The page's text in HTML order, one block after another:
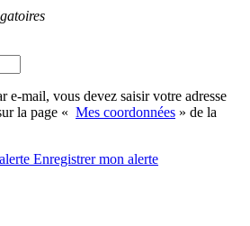
e-mail, vous devez saisir votre adresse
la page « Mes coordonnées » de la
Enregistrermon alerte